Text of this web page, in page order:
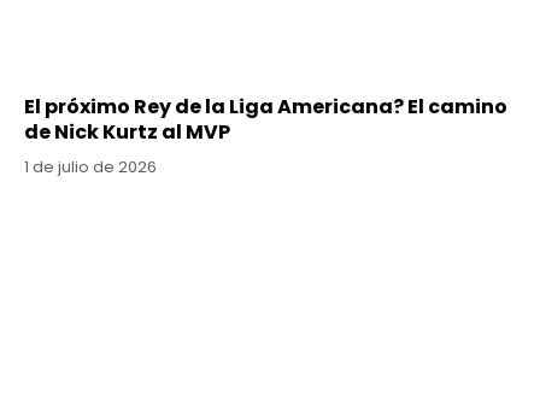
El próximo Rey de la Liga Americana? El camino
de Nick Kurtz al MVP
1 de julio de 2026